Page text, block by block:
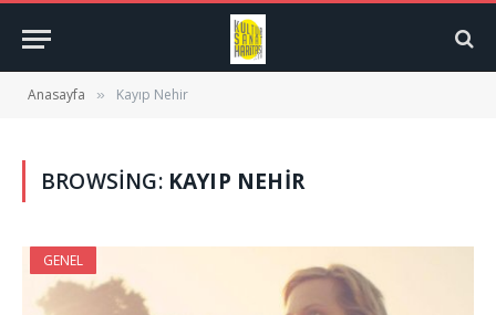
Anasayfa » Kayıp Nehir
BROWSING: KAYIP NEHIR
GENEL